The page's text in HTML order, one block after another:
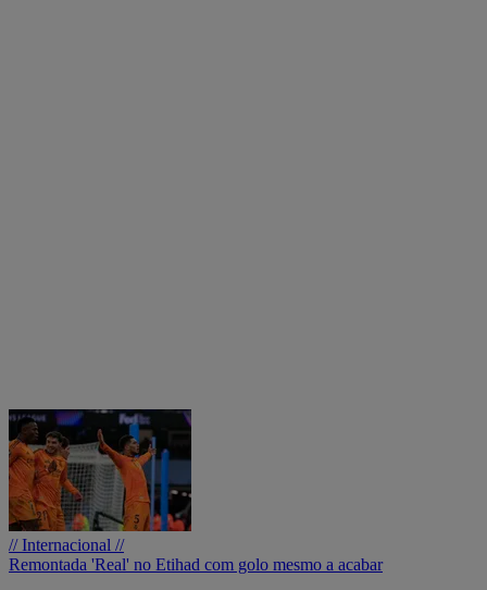
// Internacional //
Remontada 'Real' no Etihad com golo mesmo a acabar